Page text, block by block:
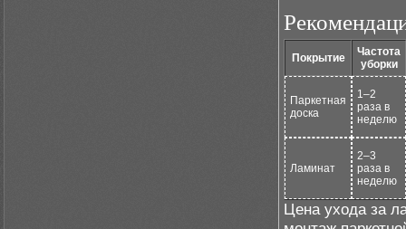
Покрытие
Частота
уборки
Паркетная
доска
1–2
раза в
неделю
Ламинат
2–3
раза в
неделю
Цена ухода за